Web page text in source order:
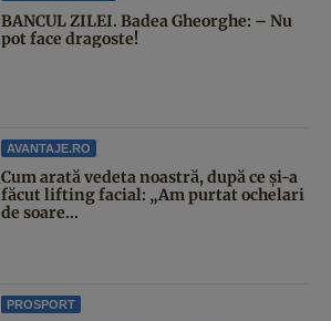
BANCUL ZILEI. Badea Gheorghe: – Nu
pot face dragoste!
AVANTAJE.RO
Cum arată vedeta noastră, după ce și-a
făcut lifting facial: „Am purtat ochelari
de soare...
PROSPORT